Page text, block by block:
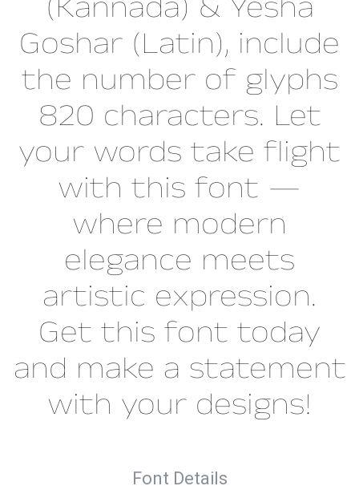
(Kannada) & Yesha
Goshar (Latin), include
the number of glyphs
820 characters. Let
your words take flight
with this font —
where modern
elegance meets
artistic expression.
Get this font today
and make a statement
with your designs!
Font Details